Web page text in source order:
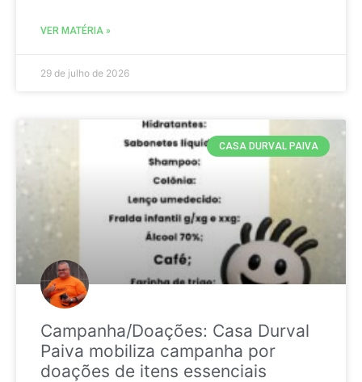
VER MATÉRIA »
29 de julho de 2026
CASA DURVAL PAIVA
Campanha/Doações: Casa Durval
Paiva mobiliza campanha por
doações de itens essenciais